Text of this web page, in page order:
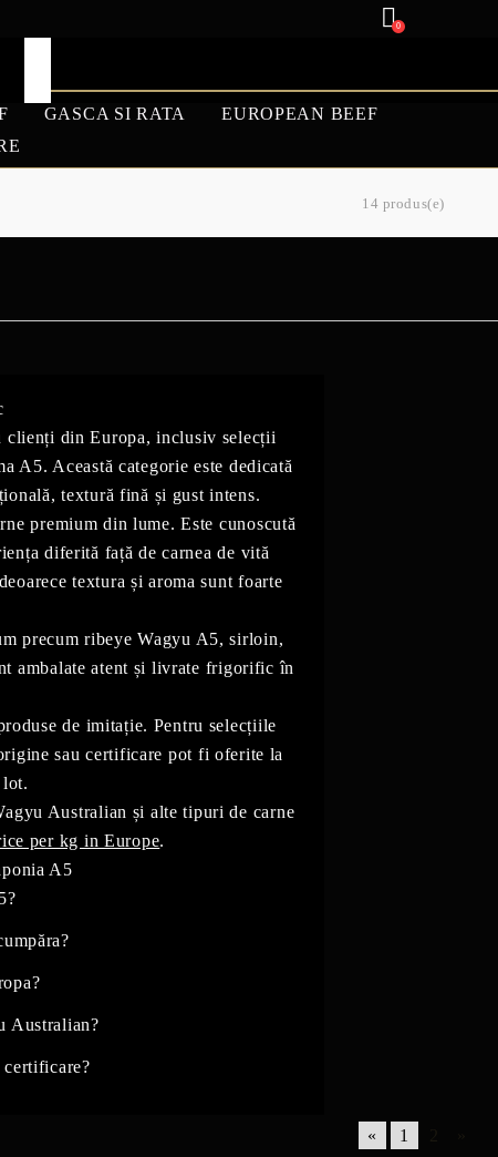
0
GASCA SI RATA
EUROPEAN BEEF
14 produs(e)
clienți din Europa, inclusiv selecții
A5. Această categorie este dedicată
textură fină și gust intens.
premium din lume. Este cunoscută
diferită față de carnea de vită
textura și aroma sunt foarte
precum ribeye Wagyu A5, sirloin,
ambalate atent și livrate frigorific în
de imitație. Pentru selecțiile
sau certificare pot fi oferite la
Australian și alte tipuri de carne
per kg in Europe.
A5
Australian?
« 1